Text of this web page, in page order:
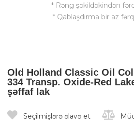
* Rəng şəkildəkindən
* Qablaşdırma bir az
Old Holland Classic Oil
334 Transp. Oxide-Red
şəffaf lak
Seçilmişlərə əlavə et